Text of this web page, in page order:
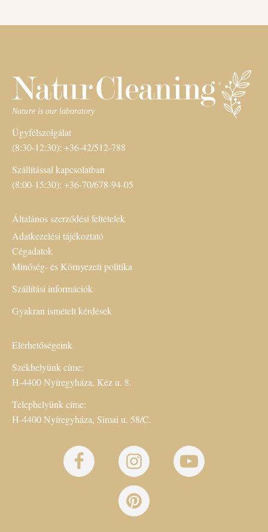
Ügyfélszolgálat
(8:30-12:30): +36-42/512-788
Szállítással kapcsolatban
(8:00-15:30): +36-70/678-94-05
Általános szerződési feltételek
Adatkezelési tájékoztató
Cégadatok
Minőség- és Környezeti politika
Szállítási információk
Gyakran ismételt kérdések
Elérhetőségeink
Székhelyünk címe:
H-4400 Nyíregyháza, Kéz u. 8.
Telephelyünk címe:
H-4400 Nyíregyháza, Simai u. 58/C.